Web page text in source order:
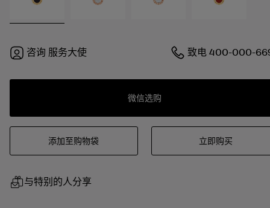
咨询 服务大使 致电400-000-
微信选购
添加至购物袋 立即购买
与特别的人分享